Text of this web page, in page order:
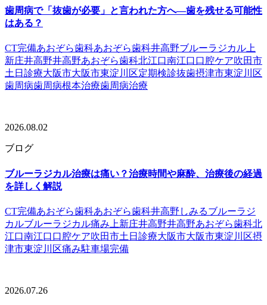
歯周病で「抜歯が必要」と言われた方へ―歯を残せる可能性
はある？
CT完備あおぞら歯科あおぞら歯科井高野ブルーラジカル 上
新庄井高野井高野あおぞら歯科北江口南江口口腔ケア吹田市
土日診療大阪市大阪市東淀川区定期検診抜歯摂津市東淀川区
歯周病歯周病根本治療歯周病治療
2026.08.02
ブログ
ブルーラジカル治療は痛い？治療時間や麻酔、治療後の経過
を詳しく解説
CT完備あおぞら歯科あおぞら歯科井高野 しみるブルーラジ
カルブルーラジカル痛み 上新庄井高野井高野あおぞら歯科北
江口南江口口腔ケア吹田市土日診療大阪市大阪市東淀川区摂
津市東淀川区痛み駐車場完備
2026.07.26